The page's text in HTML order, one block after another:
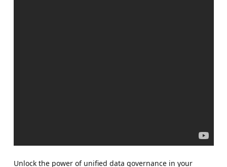
Unlock the power of unified data governance in your